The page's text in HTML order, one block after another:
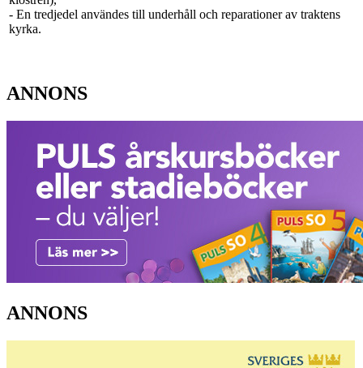
- En tredjedel användes till underhåll och reparationer av traktens
kyrka.
ANNONS
ANNONS